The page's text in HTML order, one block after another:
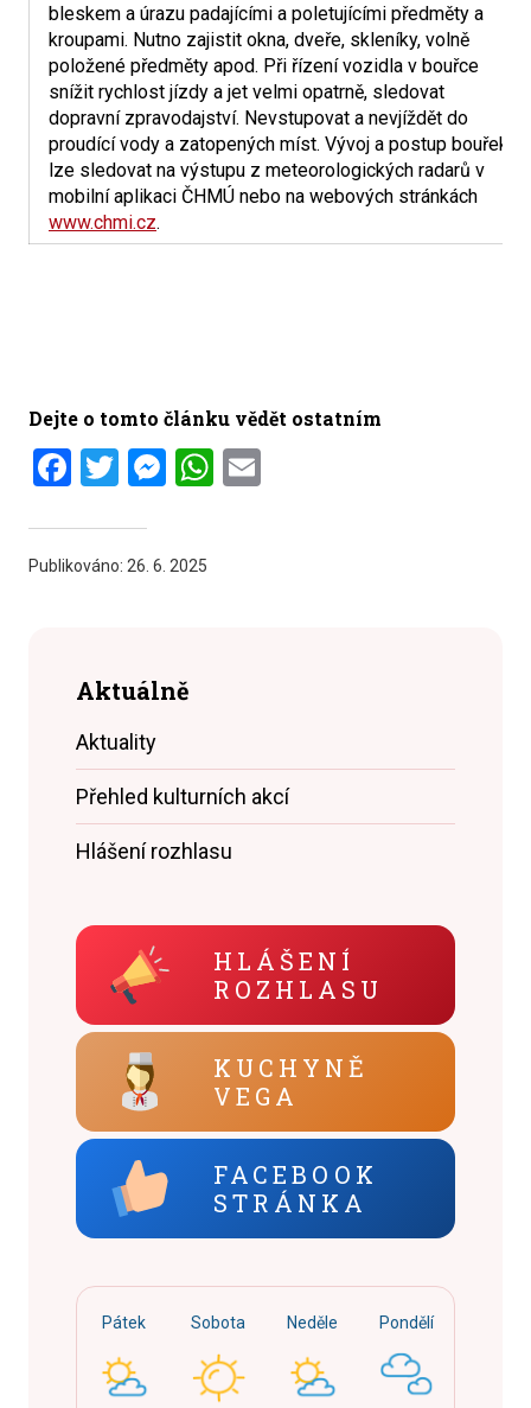
bleskem a úrazu padajícími a poletujícími předměty a
kroupami. Nutno zajistit okna, dveře, skleníky, volně
položené předměty apod. Při řízení vozidla v bouřce
snížit rychlost jízdy a jet velmi opatrně, sledovat
dopravní zpravodajství. Nevstupovat a nevjíždět do
proudící vody a zatopených míst. Vývoj a postup bouřek
lze sledovat na výstupu z meteorologických radarů v
mobilní aplikaci ČHMÚ nebo na webových stránkách
www.chmi.cz.
Dejte o tomto článku vědět ostatním
Facebook
Twitter
Messenger
WhatsApp
Publikováno: 26. 6. 2025
Aktuálně
Aktuality
Přehled kulturních akcí
Hlášení rozhlasu
HLÁŠENÍ
ROZHLASU
KUCHYNĚ
VEGA
FACEBOOK
STRÁNKA
Pátek Sobota Neděle Pondělí